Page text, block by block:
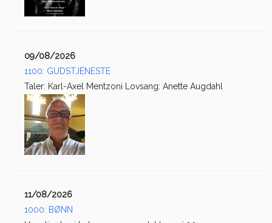
09/08/2026
1100: GUDSTJENESTE
Taler: Karl-Axel Mentzoni Lovsang: Anette Augdahl
11/08/2026
1000: BØNN